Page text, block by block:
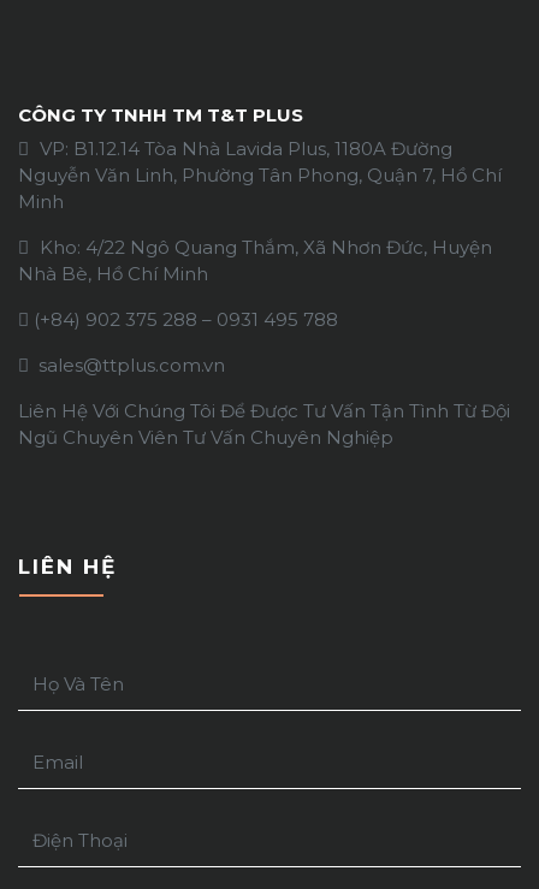
CÔNG TY TNHH TM T&T PLUS
VP: B1.12.14 Tòa Nhà Lavida Plus, 1180A Đường
Nguyễn Văn Linh, Phường Tân Phong, Quận 7, Hồ Chí
Minh
Kho: 4/22 Ngô Quang Thắm, Xã Nhơn Đức, Huyện
Nhà Bè, Hồ Chí Minh
(+84) 902 375 288 – 0931 495 788
sales@ttplus.com.vn
Liên Hệ Với Chúng Tôi Để Được Tư Vấn Tận Tình Từ Đội
Ngũ Chuyên Viên Tư Vấn Chuyên Nghiệp
LIÊN HỆ